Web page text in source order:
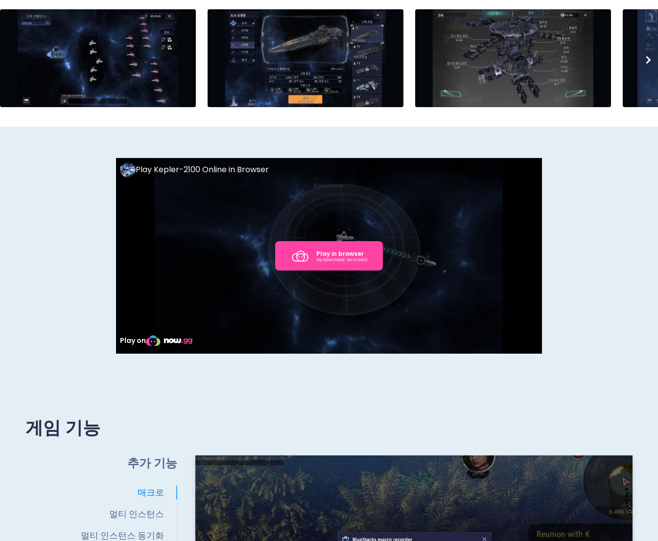
게임 기능
추가 기능
매크로
멀티 인스턴스
멀티 인스턴스 동기화